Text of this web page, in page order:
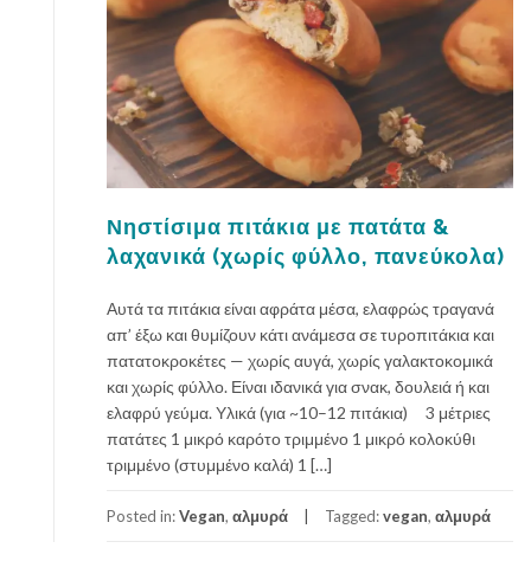
Νηστίσιμα πιτάκια με πατάτα &
λαχανικά (χωρίς φύλλο, πανεύκολα)
Αυτά τα πιτάκια είναι αφράτα μέσα, ελαφρώς τραγανά
απ’ έξω και θυμίζουν κάτι ανάμεσα σε τυροπιτάκια και
πατατοκροκέτες — χωρίς αυγά, χωρίς γαλακτοκομικά
και χωρίς φύλλο. Είναι ιδανικά για σνακ, δουλειά ή και
ελαφρύ γεύμα. Υλικά (για ~10–12 πιτάκια) 3 μέτριες
πατάτες 1 μικρό καρότο τριμμένο 1 μικρό κολοκύθι
τριμμένο (στυμμένο καλά) 1 […]
Posted in:Vegan, αλμυρά Tagged:vegan, αλμυρά